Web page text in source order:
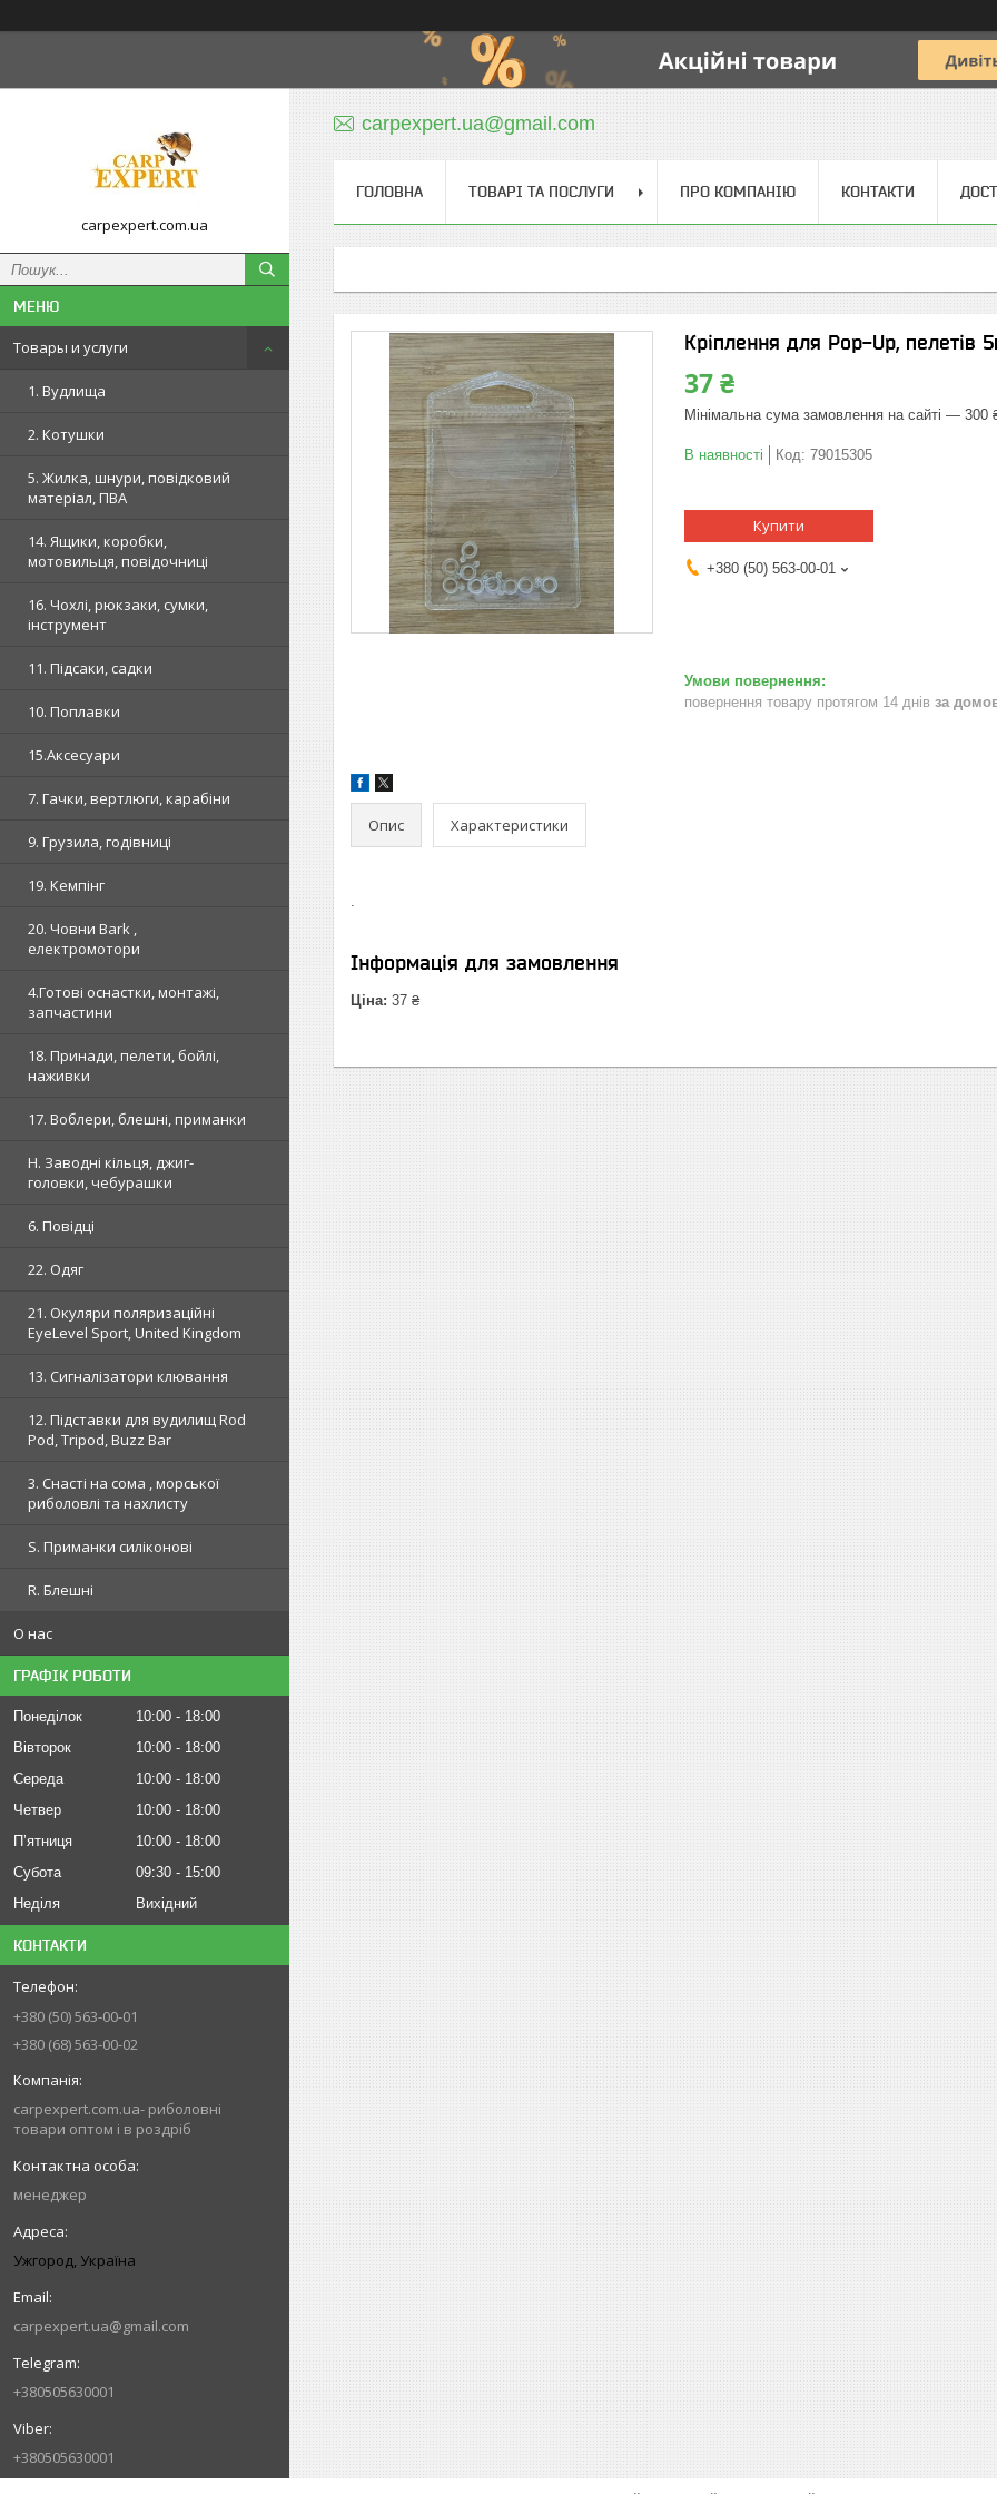
carpexpert.com.ua
Товары и услуги
1. Вудлища
2. Котушки
5. Жилка, шнури, повідковий
матеріал, ПВА
14. Ящики, коробки,
мотовильця, повідочниці
16. Чохлі, рюкзаки, сумки,
інструмент
11. Підсаки, садки
10. Поплавки
15.Аксесуари
7. Гачки, вертлюги, карабіни
9. Грузила, годівниці
19. Кемпінг
20. Човни Bark ,
електромотори
4.Готові оснастки, монтажі,
запчастини
18. Принади, пелети, бойлі,
наживки
17. Воблери, блешні, приманки
H. Заводні кільця, джиг-
головки, чебурашки
6. Повідці
22. Одяг
21. Окуляри поляризаційні
EyeLevel Sport, United Kingdom
13. Сигналізатори клювання
12. Підставки для вудилищ Rod
Pod, Tripod, Buzz Bar
3. Снасті на сома , морської
риболовлі та нахлисту
S. Приманки силіконові
R. Блешні
О нас
ГРАФІК РОБОТИ
Понеділок 10:00
18:00
Вівторок
10:00
18:00
Середа
10:00
18:00
Четвер
10:00
18:00
Пʼятниця
10:00
18:00
Субота
09:30
15:00
Неділя
Вихідний
КОНТАКТИ
+380 (50) 563-00-01
+380 (68) 563-00-02
carpexpert.com.ua- риболовні
товари оптом і в роздріб
менеджер
Ужгород, Україна
carpexpert.ua@gmail.com
+380505630001
+380505630001
carpexpert.ua@gmail.com
ГОЛОВНА ТОВАРІ ТА ПОСЛУГИ ПРО КОМПАНІЮ КОНТАКТИ
Кріплення для Pop-Up, пелетів
37 ₴
Мінімальна сума замовлення на сайті — 300
В наявності Код: 79015305
Купити
+380 (50) 563-00-01
повернення товару протягом 14 днів за
Опис Характеристики
.
Інформація для замовлення
Ціна: 37 ₴